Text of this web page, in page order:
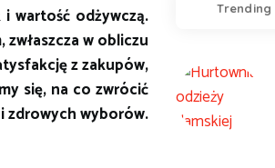
wartość odżywczą.
w obliczu
z zakupów,
się, na co zwrócić
zdrowych wyborów.
Trending